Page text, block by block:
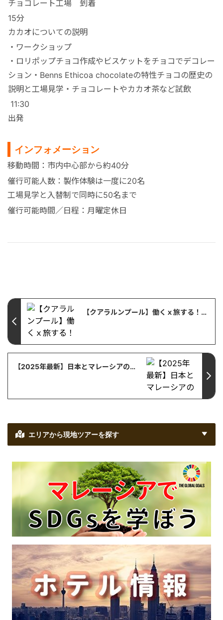
チョコレート工場 到着
15分
カカオについての説明
・ワークショップ
・ロリポップチョコ作成やビスケットをチョコでデコレー
ション ・Benns Ethicoa chocolateの特性チョコの歴史の
説明と工場見学・チョコレートやカカオ茶など試飲
11:30
出発
インフォメーション
移動時間：市内中心部から約40分
催行可能人数：製作体験は一度に20名
工場見学と入替制で同時に50名まで
催行可能時間／日程：月曜定休日
【クアラルンプール】働くｘ旅する！学びの体験ツアー KLフォレストエコパークで癒しの時間｜都会の真ん中で自然を感じる散歩コース
【2025年最新】日本とマレーシアの物価比較｜飲食・映画・遊園地チケットの値段を徹底調査
エリアから現地ツアーを探す